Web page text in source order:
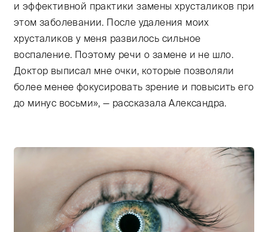
и эффективной практики замены хрусталиков при
этом заболевании. После удаления моих
хрусталиков у меня развилось сильное
воспаление. Поэтому речи о замене и не шло.
Доктор выписал мне очки, которые позволяли
более менее фокусировать зрение и повысить его
до минус восьми», — рассказала Александра.